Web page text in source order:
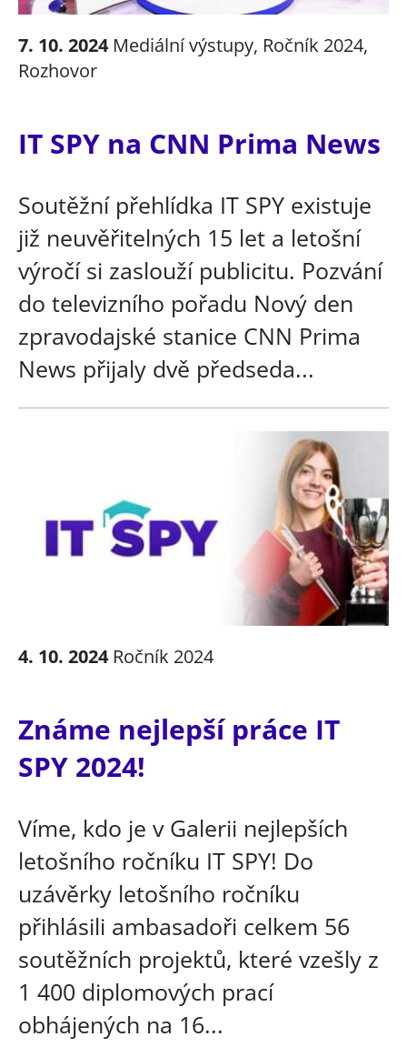
7. 10. 2024 Mediální výstupy, Ročník 2024,
Rozhovor
IT SPY na CNN Prima News
Soutěžní přehlídka IT SPY existuje
již neuvěřitelných 15 let a letošní
výročí si zaslouží publicitu. Pozvání
do televizního pořadu Nový den
zpravodajské stanice CNN Prima
News přijaly dvě předseda...
4. 10. 2024 Ročník 2024
Známe nejlepší práce IT
SPY 2024!
Víme, kdo je v Galerii nejlepších
letošního ročníku IT SPY! Do
uzávěrky letošního ročníku
přihlásili ambasadoři celkem 56
soutěžních projektů, které vzešly z
1 400 diplomových prací
obhájených na 16...